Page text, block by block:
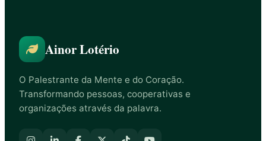
Ainor Lotério
O Palestrante da Mente e do Coração.
Transformando pessoas, cooperativas e
organizações através da palavra.